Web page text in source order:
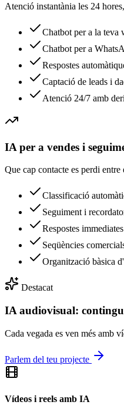
Atenció instantània les 24
Chatbot per a la teva
Chatbot per a
Respostes
Captació de leads i
Atenció 24/7 amb
IA per a vendes i
Que cap contacte es perdi
Classificació
Seguiment i
Respostes
Seqüències
Organització bàsica
Destacat
IA audiovisual:
Cada vegada es ven més amb
Parlem del teu projecte
Vídeos i reels amb IA